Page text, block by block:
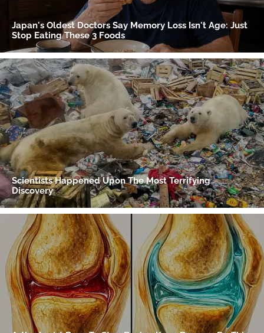
Gracias por suscribirte a nuestro boletín.
ACEPTAR